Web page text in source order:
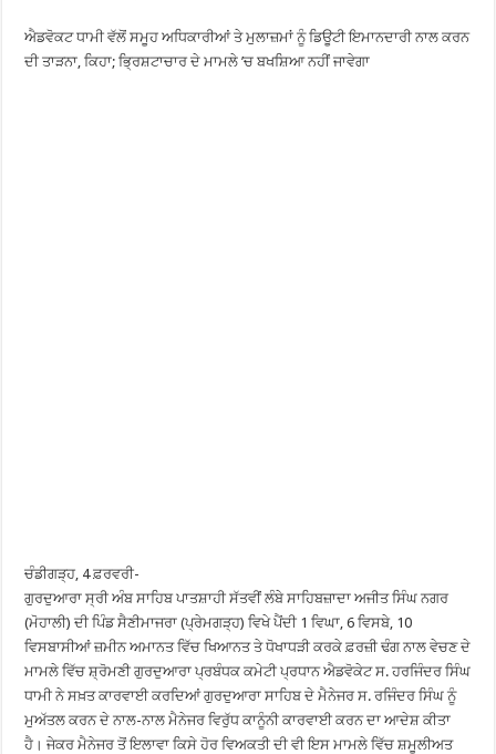
ਐਡਵੋਕਟ ਧਾਮੀ ਵੱਲੋਂ ਸਮੂਹ ਅਧਿਕਾਰੀਆਂ ਤੇ ਮੁਲਾਜ਼ਮਾਂ ਨੂੰ ਡਿਊਟੀ ਇਮਾਨਦਾਰੀ ਨਾਲ ਕਰਨ
ਦੀ ਤਾੜਨਾ, ਕਿਹਾ; ਭ੍ਰਿਸ਼ਟਾਚਾਰ ਦੇ ਮਾਮਲੇ ’ਚ ਬਖਸ਼ਿਆ ਨਹੀਂ ਜਾਵੇਗਾ
ਚੰਡੀਗੜ੍ਹ, 4 ਫ਼ਰਵਰੀ-
ਗੁਰਦੁਆਰਾ ਸ੍ਰੀ ਅੰਬ ਸਾਹਿਬ ਪਾਤਸ਼ਾਹੀ ਸੱਤਵੀਂ ਲੰਬੇ ਸਾਹਿਬਜ਼ਾਦਾ ਅਜੀਤ ਸਿੰਘ ਨਗਰ
(ਮੋਹਾਲੀ) ਦੀ ਪਿੰਡ ਸੈਣੀਮਾਜਰਾ (ਪ੍ਰੇਮਗੜ੍ਹ) ਵਿਖੇ ਪੈਂਦੀ 1 ਵਿਘਾ, 6 ਵਿਸਬੇ, 10
ਵਿਸਬਾਸੀਆਂ ਜ਼ਮੀਨ ਅਮਾਨਤ ਵਿੱਚ ਖਿਆਨਤ ਤੇ ਧੋਖਾਧੜੀ ਕਰਕੇ ਫ਼ਰਜ਼ੀ ਢੰਗ ਨਾਲ ਵੇਚਣ ਦੇ
ਮਾਮਲੇ ਵਿੱਚ ਸ਼੍ਰੋਮਣੀ ਗੁਰਦੁਆਰਾ ਪ੍ਰਬੰਧਕ ਕਮੇਟੀ ਪ੍ਰਧਾਨ ਐਡਵੋਕੇਟ ਸ. ਹਰਜਿੰਦਰ ਸਿੰਘ
ਧਾਮੀ ਨੇ ਸਖ਼ਤ ਕਾਰਵਾਈ ਕਰਦਿਆਂ ਗੁਰਦੁਆਰਾ ਸਾਹਿਬ ਦੇ ਮੈਨੇਜਰ ਸ. ਰਜਿੰਦਰ ਸਿੰਘ ਨੂੰ
ਮੁਅੱਤਲ ਕਰਨ ਦੇ ਨਾਲ-ਨਾਲ ਮੈਨੇਜਰ ਵਿਰੁੱਧ ਕਾਨੂੰਨੀ ਕਾਰਵਾਈ ਕਰਨ ਦਾ ਆਦੇਸ਼ ਕੀਤਾ
ਹੈ। ਜੇਕਰ ਮੈਨੇਜਰ ਤੋਂ ਇਲਾਵਾ ਕਿਸੇ ਹੋਰ ਵਿਅਕਤੀ ਦੀ ਵੀ ਇਸ ਮਾਮਲੇ ਵਿੱਚ ਸ਼ਮੂਲੀਅਤ